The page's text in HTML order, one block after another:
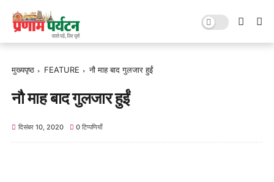
मुख्यपृष्ठ FEATURE नौ माह बाद गुलजार हुईं
नौ माह बाद गुलजार हुईं
दिसंबर 10, 2020 0 टिप्पणियाँ